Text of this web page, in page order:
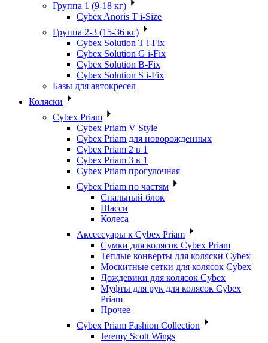
Группа 1 (9-18 кг)
Cybex Anoris T i-Size
Группа 2-3 (15-36 кг)
Cybex Solution T i-Fix
Cybex Solution G i-Fix
Cybex Solution B-Fix
Cybex Solution S i-Fix
Базы для автокресел
Коляски
Cybex Priam
Cybex Priam V Style
Cybex Priam для новорожденных
Cybex Priam 2 в 1
Cybex Priam 3 в 1
Cybex Priam прогулочная
Cybex Priam по частям
Спальный блок
Шасси
Колеса
Аксессуары к Cybex Priam
Сумки для колясок Cybex Priam
Теплые конверты для коляски Cybex
Москитные сетки для колясок Cybex
Дождевики для колясок Cybex
Муфты для рук для колясок Cybex
Priam
Прочее
Cybex Priam Fashion Collection
Jeremy Scott Wings